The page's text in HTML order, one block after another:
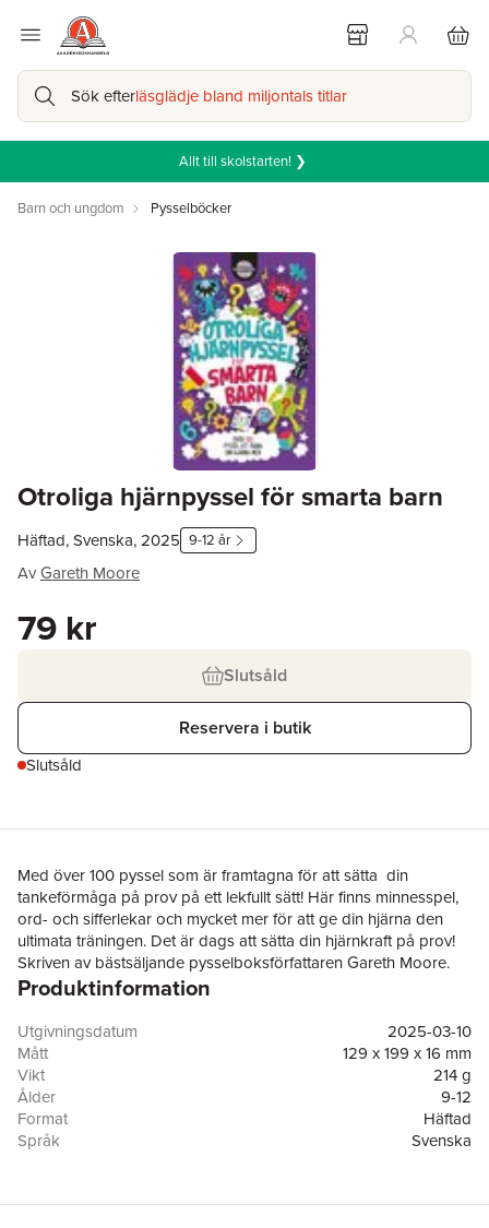
Sök efterläsglädje bland miljontals titlar
Allt till skolstarten! ❯
Barn och ungdom Pysselböcker
Otroliga hjärnpyssel för smarta barn
Häftad, Svenska, 2025 9-12 år
AvGareth Moore
79 kr
Slutsåld
Reservera i butik
Slutsåld
Med över 100 pyssel som är framtagna för att sätta din
tankeförmåga på prov på ett lekfullt sätt! Här finns minnesspel,
ord- och sifferlekar och mycket mer för att ge din hjärna den
ultimata träningen. Det är dags att sätta din hjärnkraft på prov!
Skriven av bästsäljande pysselboksförfattaren Gareth Moore.
Produktinformation
Utgivningsdatum
2025-03-10
Mått
129 x 199 x 16 mm
Vikt
214 g
Ålder
9-12
Format
Häftad
Språk
Svenska
Upplaga
1